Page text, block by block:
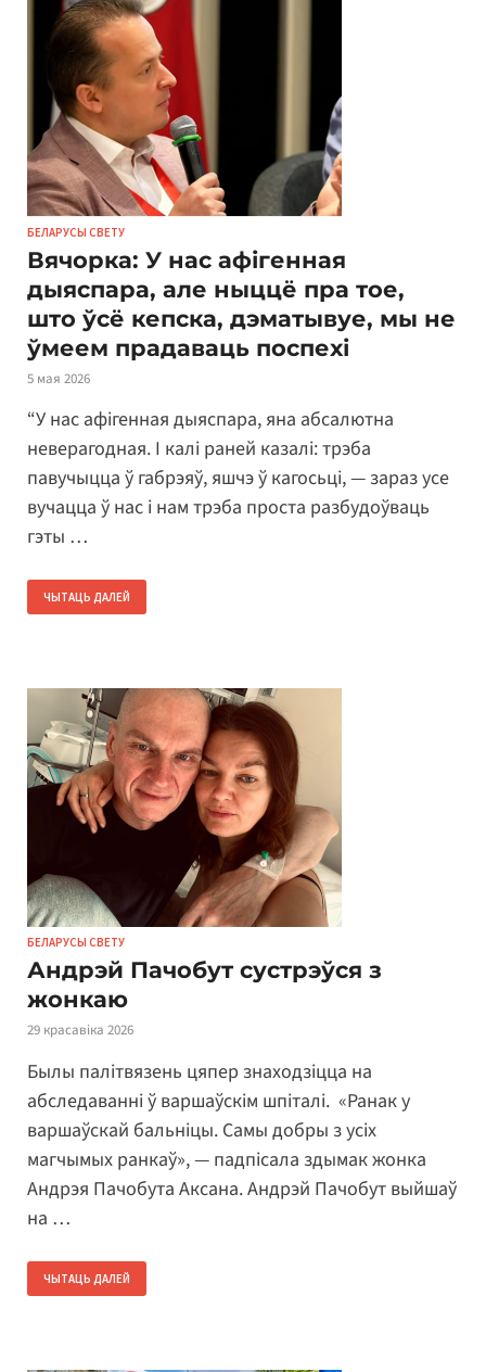
БЕЛАРУСЫ СВЕТУ
Вячорка: У нас афігенная
дыяспара, але ныццё пра тое,
што ўсё кепска, дэматывуе, мы не
ўмеем прадаваць поспехі
5 мая 2026
“У нас афігенная дыяспара, яна абсалютна
неверагодная. І калі раней казалі: трэба
павучыцца ў габрэяў, яшчэ ў кагосьці, — зараз усе
вучацца ў нас і нам трэба проста разбудоўваць
гэты …
ЧЫТАЦЬ ДАЛЕЙ
БЕЛАРУСЫ СВЕТУ
Андрэй Пачобут сустрэўся з
жонкаю
29 красавіка 2026
Былы палітвязень цяпер знаходзіцца на
абследаванні ў варшаўскім шпіталі. «Ранак у
варшаўскай бальніцы. Самы добры з усіх
магчымых ранкаў», — падпісала здымак жонка
Андрэя Пачобута Аксана. Андрэй Пачобут выйшаў
на …
ЧЫТАЦЬ ДАЛЕЙ